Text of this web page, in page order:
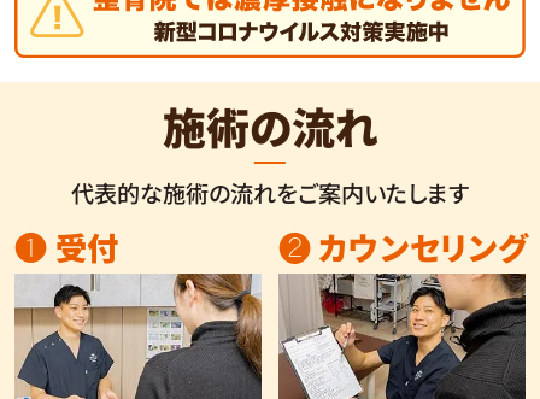
施術の流れ
代表的な施術の流れをご案内いたします
❶ 受付 ❷ カウンセリング